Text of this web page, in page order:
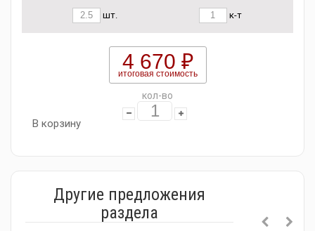
шт. к-т
4 670 ₽
итоговая стоимость
кол-во
В корзину
Другие предложения
раздела